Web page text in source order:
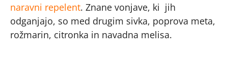
naravni repelent. Znane vonjave, ki jih
odganjajo, so med drugim sivka, poprova meta,
rožmarin, citronka in navadna melisa.